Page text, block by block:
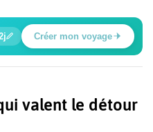
Créer mon voyage
valent le détour